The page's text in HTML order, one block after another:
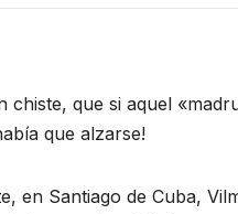
que si aquel
que alzarse!
en Santiago de Cuba,